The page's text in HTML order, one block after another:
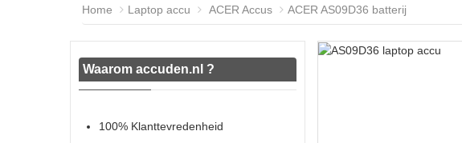
Home Laptop accu ACER Accus ACER AS09D36 batterij
Waarom accuden.nl ?
100% Klanttevredenheid